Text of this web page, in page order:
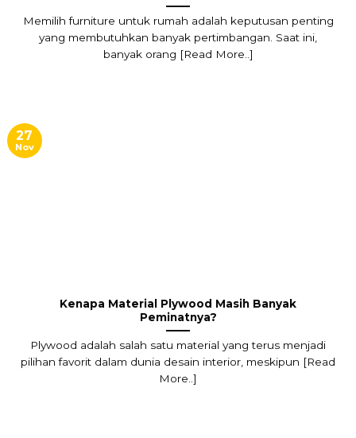
Memilih furniture untuk rumah adalah keputusan penting
yang membutuhkan banyak pertimbangan. Saat ini,
banyak orang [Read More..]
Kenapa Material Plywood Masih Banyak
Peminatnya?
Plywood adalah salah satu material yang terus menjadi
pilihan favorit dalam dunia desain interior, meskipun [Read
More..]
27
Nov